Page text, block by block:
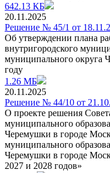
642.13 КБ
20.11.2025
Решение № 45/1 от
Об утверждении плана
внутригородского
муниципального округа
году
1.26 МБ
20.11.2025
Решение № 44/10 от
О проекте решения
муниципального
Черемушки в городе
муниципального
Черемушки в городе
2027 и 2028 годов»